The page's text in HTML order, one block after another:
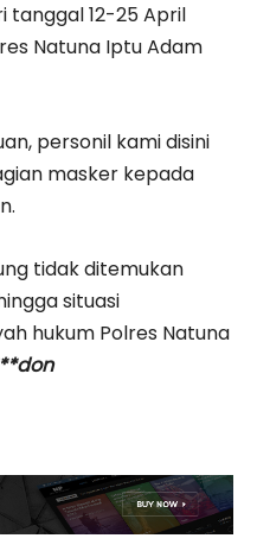
tanggal 12-25 April
Natuna Iptu Adam
personil kami disini
masker kepada
tidak ditemukan
situasi
hukum Polres Natuna